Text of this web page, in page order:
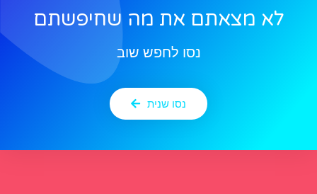
לא מצאתם את מה שחיפשתם
נסו לחפש שוב
נסו שנית